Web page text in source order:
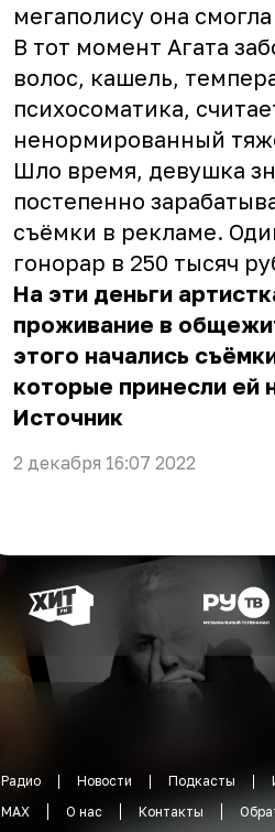
мегаполису она
В тот момент Агата
волос, кашель,
психосоматика,
ненормированный
Шло время, девушка
постепенно
съёмки в рекламе.
гонорар в 250 тысяч
На эти деньги
проживание в
этого начались
которые принесли ей
Источник
2 декабря 16:07 2022
Радио Новости Подкасты
MAX
О нас Контакты